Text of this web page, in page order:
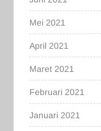
Mei 2021
April 2021
Maret 2021
Februari 2021
Januari 2021